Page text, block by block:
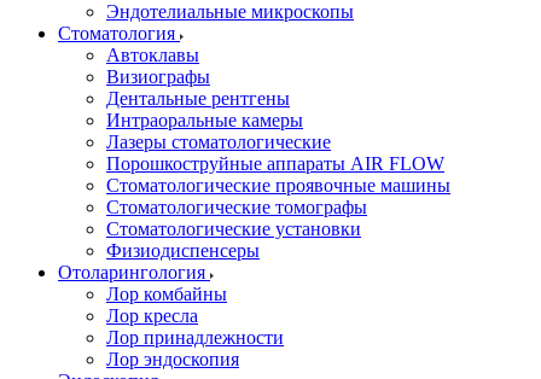
Эндотелиальные микроскопы
Стоматология
Автоклавы
Визиографы
Дентальные рентгены
Интраоральные камеры
Лазеры стоматологические
Порошкоструйные аппараты AIR FLOW
Стоматологические проявочные машины
Стоматологические томографы
Стоматологические установки
Физиодиспенсеры
Отоларингология
Лор комбайны
Лор кресла
Лор принадлежности
Лор эндоскопия